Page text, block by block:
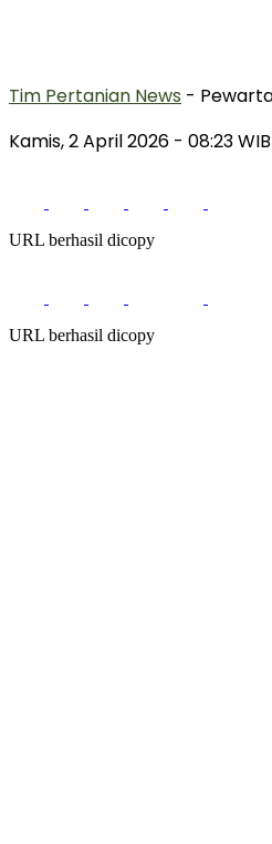
Tim Pertanian News -
Kamis, 2 April 2026 - 08:23 WIB
URL berhasil dicopy
URL berhasil dicopy